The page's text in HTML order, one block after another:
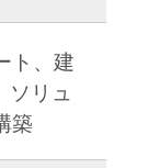
ト、建
リュ
築